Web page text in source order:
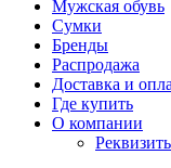
Мужская обувь
Сумки
Бренды
Распродажа
Доставка и
Где купить
О компании